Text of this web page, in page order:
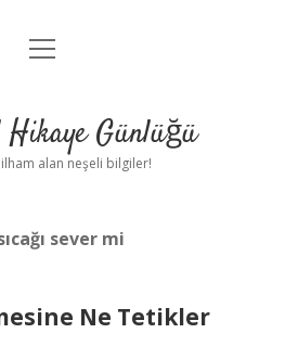
Anasayfa
Yasal Uyarı
menüyü
Hikaye Günlüğü
alan neşeli bilgiler!
sever mi
Ne Tetikler